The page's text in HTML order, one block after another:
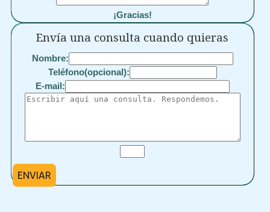
¡Gracias!
Envía una consulta cuando quieras
Nombre:
Teléfono(opcional):
E-mail:
ENVIAR